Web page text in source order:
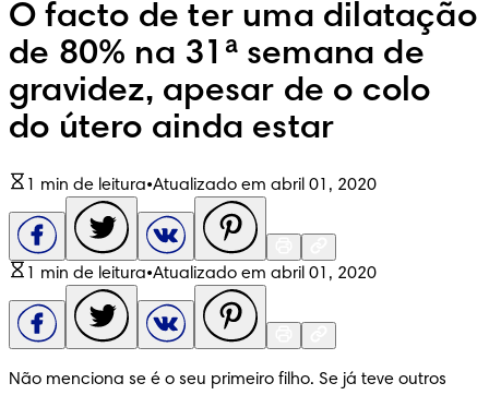
O facto de ter uma dilatação
de 80% na 31ª semana de
gravidez, apesar de o colo
do útero ainda estar
1 min de leitura•Atualizado em abril 01, 2020
1 min de leitura•Atualizado em abril 01, 2020
Não menciona se é o seu primeiro filho. Se já teve outros